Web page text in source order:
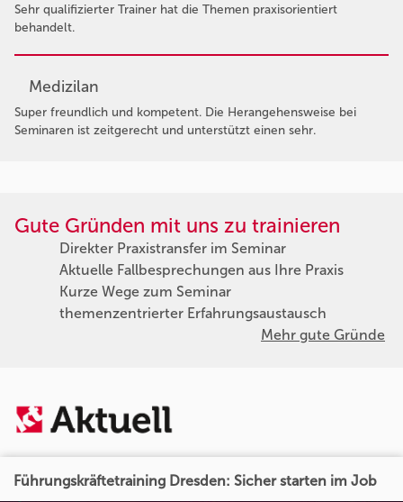
Sehr qualifizierter Trainer hat die Themen praxisorientiert
behandelt.
Medizilan
Super freundlich und kompetent. Die Herangehensweise bei
Seminaren ist zeitgerecht und unterstützt einen sehr.
Gute Gründen mit uns zu trainieren
Direkter Praxistransfer im Seminar
Aktuelle Fallbesprechungen aus Ihre Praxis
Kurze Wege zum Seminar
themenzentrierter Erfahrungsaustausch
Mehr gute Gründe
Führungskräftetraining Dresden: Sicher starten im Job